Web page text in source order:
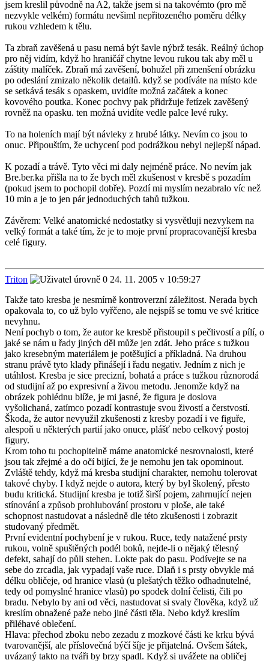
jsem kreslil původně na A2, takže jsem si na takovémto (pro mě
nezvykle velkém) formátu nevšiml nepřitozeného poměru délky
rukou vzhledem k tělu.
Ta zbraň zavěšená u pasu nemá být šavle nýbrž tesák. Reálný úchop
pro něj vidím, když ho hraničář chytne levou rukou tak aby měl u
záštity malíček. Zbraň má zavěšení, bohužel při zmenšení obrázku
po odeslání zmizalo několik detailů. když se podíváte na místo kde
se setkává tesák s opaskem, uvidíte možná začátek a konec
kovového poutka. Konec pochvy pak přidržuje řetízek zavěšený
rovněž na opasku. ten možná uvidíte vedle palce levé ruky.
To na holeních mají být návleky z hrubé látky. Nevím co jsou to
onuc. Připouštím, že uchycení pod podrážkou nebyl nejlepší nápad.
K pozadí a trávě. Tyto věci mi daly nejméně práce. No nevím jak
Bre.ber.ka přišla na to že bych měl zkušenost v kresbě s pozadím
(pokud jsem to pochopil dobře). Pozdí mi myslím nezabralo víc než
10 min a je to jen pár jednoduchých tahů tužkou.
Závěrem: Velké anatomické nedostatky si vysvětluji nezvykem na
velký formát a také tím, že je to moje první propracovanější kresba
celé figury.
Triton
24. 11. 2005 v 10:59:27
Takže tato kresba je nesmírně kontroverzní záležitost. Nerada bych
opakovala to, co už bylo vyřčeno, ale nejspíš se tomu ve své kritice
nevyhnu.
Není pochyb o tom, že autor ke kresbě přistoupil s pečlivostí a pílí, o
jaké se nám u řady jiných děl může jen zdát. Jeho práce s tužkou
jako kresebným materiálem je potěšující a příkladná. Na druhou
stranu právě tyto klady přinášejí i řadu negativ. Jedním z nich je
utáhlost. Kresba je sice precizní, bohatá a práce s tužkou různorodá
od studijní až po expresivní a živou metodu. Jenomže když na
obrázek pohlédnu blíže, je mi jasné, že figura je doslova
vyšolichaná, zatímco pozadí kontrastuje svou živostí a čerstvostí.
Škoda, že autor nevyužil zkušenosti z kresby pozadí i ve figuře,
alespoň u některých partií jako onuce, plášť nebo celkový postoj
figury.
Krom toho tu pochopitelně máme anatomické nesrovnalosti, které
jsou tak zřejmé a do očí bijící, že je nemohu jen tak opominout.
Zvláště tehdy, když má kresba studijní charakter, nemohu tolerovat
takové chyby. I když nejde o autora, který by byl školený, přesto
budu kritická. Studijní kresba je totiž širší pojem, zahrnující nejen
stínování a způsob prohlubování prostoru v ploše, ale také
schopnost nastudovat a následně dle této zkušenosti i zobrazit
studovaný předmět.
První evidentní pochybení je v rukou. Ruce, tedy natažené prsty
rukou, volně spuštěných podél boků, nejde-li o nějaký tělesný
defekt, sahají do půli stehen. Lokte pak do pasu. Podívejte se na
sebe do zrcadla, jak vypadají vaše ruce. Dlaň i s prsty obvykle má
délku obličeje, od hranice vlasů (u plešatých těžko odhadnutelné,
tedy od pomyslné hranice vlasů) po spodek dolní čelisti, čili po
bradu. Nebylo by ani od věci, nastudovat si svaly člověka, když už
kreslím obnažené paže nebo jiné části těla. Nebo když kreslím
přiléhavé oblečení.
Hlava: přechod zboku nebo zezadu z mozkové části ke krku bývá
tvarovanější, ale příslovečná býčí šíje je přijatelná. Ovšem šátek,
uvázaný takto na tváři by brzy spadl. Když si uvážete na obličej